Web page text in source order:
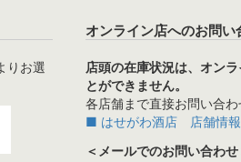
りお選
オンライン店へのお問い
店頭の在庫状況は、オン
とができません。
各店舗まで直接お問い合わ
■ はせがわ酒店 店舗情報
＜メールでのお問い合わせ